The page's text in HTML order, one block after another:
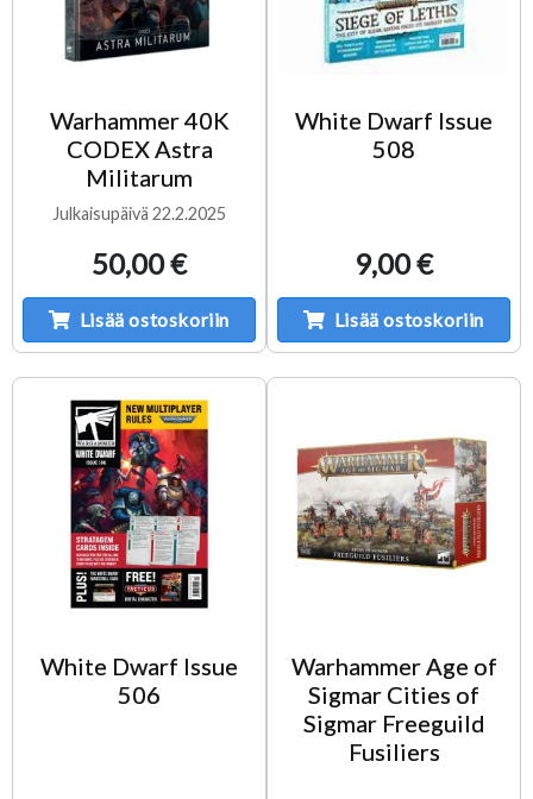
Warhammer 40K
CODEX Astra
Militarum
Julkaisupäivä 22.2.2025
50,00 €
Lisää ostoskoriin
White Dwarf Issue
508
9,00 €
Lisää ostoskoriin
White Dwarf Issue
506
Warhammer Age of
Sigmar Cities of
Sigmar Freeguild
Fusiliers